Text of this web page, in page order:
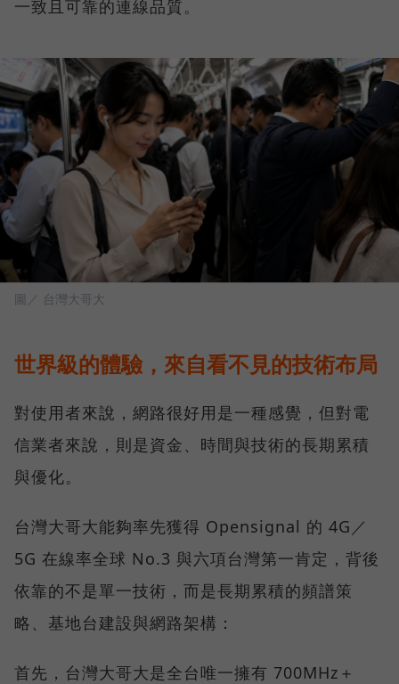
一致且可靠的連線品質。
圖／ 台灣大哥大
世界級的體驗，來自看不見的技術布局
對使用者來說，網路很好用是一種感覺，但對電
信業者來說，則是資金、時間與技術的長期累積
與優化。
台灣大哥大能夠率先獲得 Opensignal 的 4G／
5G 在線率全球 No.3 與六項台灣第一肯定，背後
依靠的不是單一技術，而是長期累積的頻譜策
略、基地台建設與網路架構：
首先，台灣大哥大是全台唯一擁有 700MHz＋